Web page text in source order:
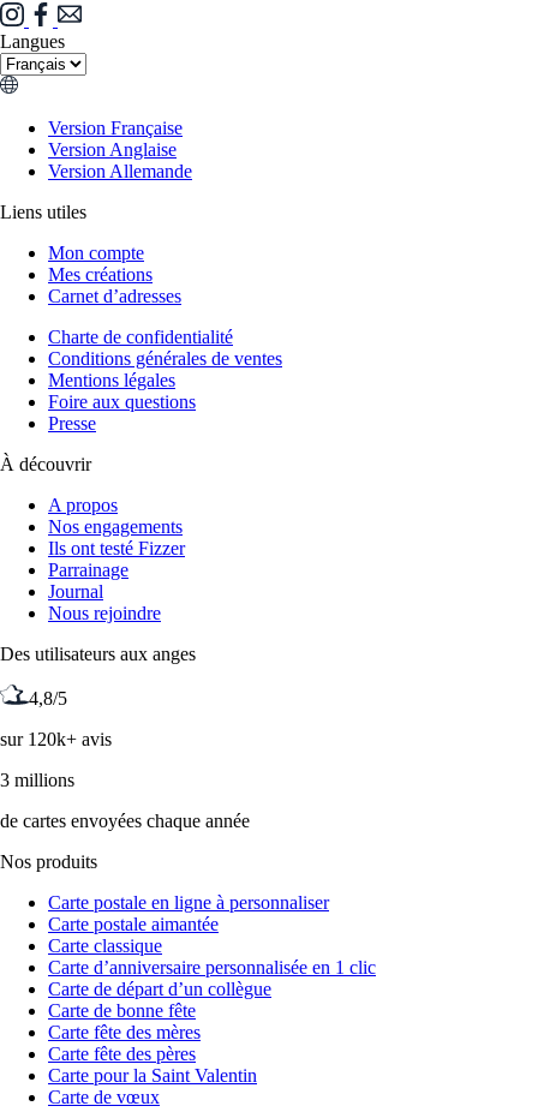
Langues
Version Française
Version Anglaise
Version Allemande
Liens utiles
Mon compte
Mes créations
Carnet d’adresses
Charte de confidentialité
Conditions générales de ventes
Mentions légales
Foire aux questions
Presse
À découvrir
A propos
Nos engagements
Ils ont testé Fizzer
Parrainage
Journal
Nous rejoindre
Des utilisateurs aux anges
4,8/5
sur 120k+ avis
3 millions
de cartes envoyées chaque année
Nos produits
Carte postale en ligne à personnaliser
Carte postale aimantée
Carte classique
Carte d’anniversaire personnalisée en 1 clic
Carte de départ d’un collègue
Carte de bonne fête
Carte fête des mères
Carte fête des pères
Carte pour la Saint Valentin
Carte de vœux